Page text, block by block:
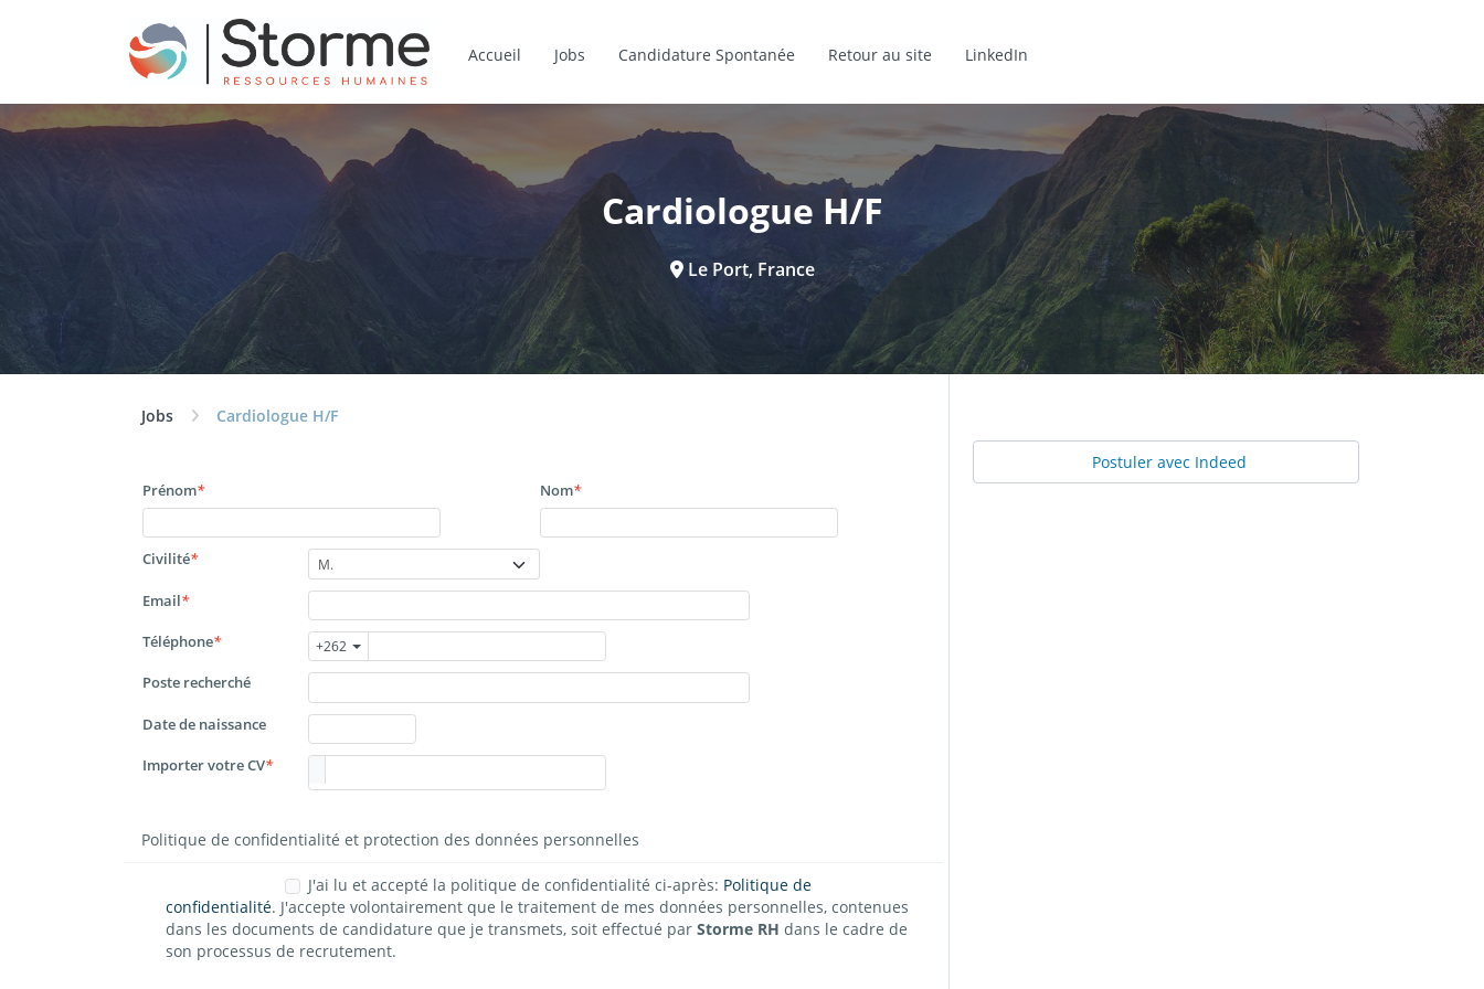
Accueil Jobs Candidature Spontanée Retour au site LinkedIn
Cardiologue H/F
Le Port, France
Jobs Cardiologue H/F
Prénom* Nom*
Civilité* M.
Email*
Téléphone* +262
Poste recherché
Date de naissance
Importer votre CV*
Politique de confidentialité et protection des données personnelles
J'ai lu et accepté la politique de confidentialité ci-après: Politique de
confidentialité. J'accepte volontairement que le traitement de mes données personnelles, contenues
dans les documents de candidature que je transmets, soit effectué par Storme RH dans le cadre de
son processus de recrutement.
Postuler avec Indeed